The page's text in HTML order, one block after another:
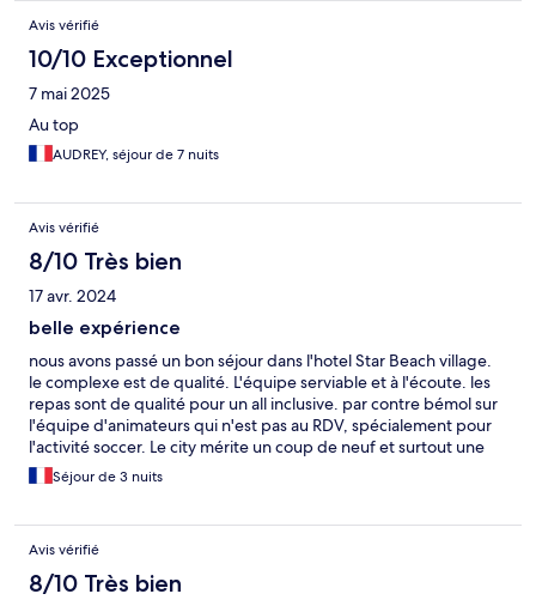
Avis vérifié
10/10 Exceptionnel
7 mai 2025
Au top
AUDREY, séjour de 7 nuits
Avis vérifié
8/10 Très bien
17 avr. 2024
belle expérience
nous avons passé un bon séjour dans l'hotel Star Beach village.
le complexe est de qualité. L'équipe serviable et à l'écoute. les
repas sont de qualité pour un all inclusive. par contre bémol sur
l'équipe d'animateurs qui n'est pas au RDV, spécialement pour
l'activité soccer. Le city mérite un coup de neuf et surtout une
réparation des filets. Et mention spéciale pour les travaux
d'agrandissement dont nous n'avons pas été prévenu lors de la
regard des nuisances.
Séjour de 3 nuits
Avis vérifié
8/10 Très bien